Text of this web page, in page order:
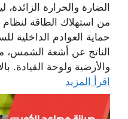
الضارة والحرارة الزائدة،
من استهلاك الطاقة
حماية العوادم الداخلية
الناتج عن أشعة الشمس،
والأرضية ولوحة القيادة.
اقرأ المزيد